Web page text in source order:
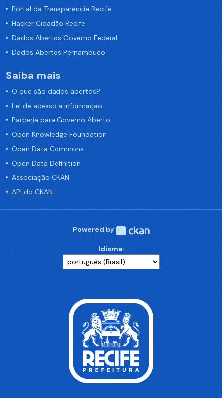
Portal da Transparência Recife
Hacker Cidadão Recife
Dados Abertos Governo Federal
Dados Abertos Pernambuco
Saiba mais
O que são dados abertos?
Lei de acesso a informação
Parceria para Governo Aberto
Open Knowledge Foundation
Open Data Commons
Open Data Definition
Associação CKAN
API do CKAN
Powered by
Idioma